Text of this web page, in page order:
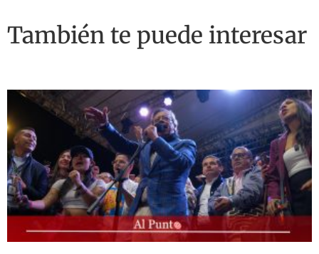
También te puede interesar